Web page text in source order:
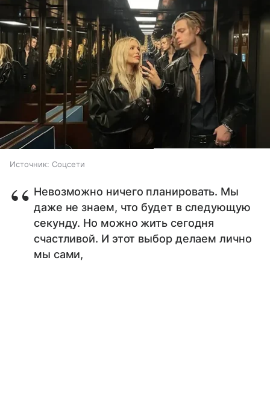
Источник: Соцсети
Невозможно ничего планировать. Мы
даже не знаем, что будет в следующую
секунду. Но можно жить сегодня
счастливой. И этот выбор делаем лично
мы сами,